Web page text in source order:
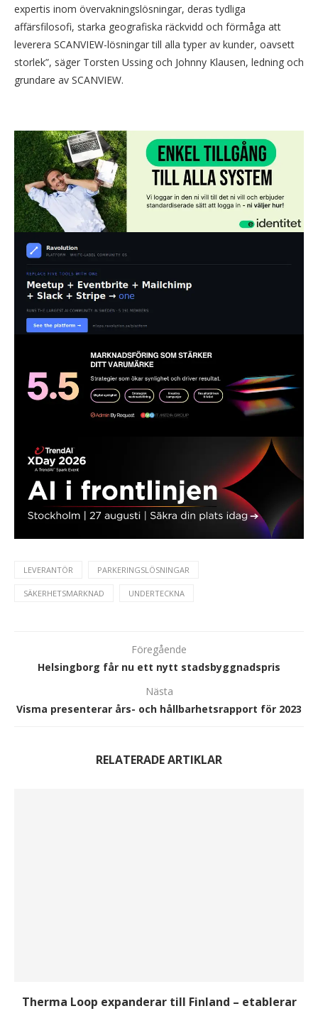
expertis inom övervakningslösningar, deras tydliga
affärsfilosofi, starka geografiska räckvidd och förmåga att
leverera SCANVIEW-lösningar till alla typer av kunder, oavsett
storlek”, säger Torsten Ussing och Johnny Klausen, ledning och
grundare av SCANVIEW.
LEVERANTÖR PARKERINGSLÖSNINGAR
SÄKERHETSMARKNAD UNDERTECKNA
Föregående
Helsingborg får nu ett nytt stadsbyggnadspris
Nästa
Visma presenterar års- och hållbarhetsrapport för 2023
RELATERADE ARTIKLAR
Therma Loop expanderar till Finland – etablerar